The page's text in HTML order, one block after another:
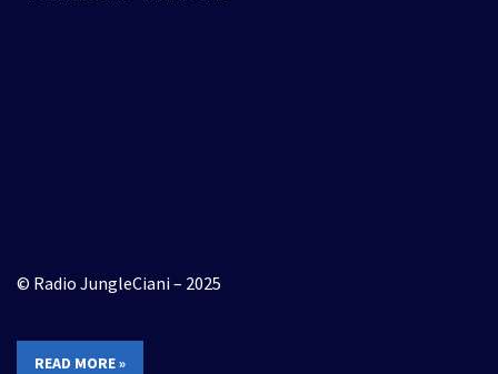
© Radio JungleCiani – 2025
READ MORE »